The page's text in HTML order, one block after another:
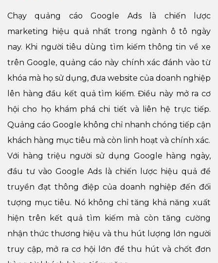
Chạy quảng cáo Google Ads là chiến lược
marketing hiệu quả nhất trong ngành ô tô ngày
nay. Khi người tiêu dùng tìm kiếm thông tin về xe
trên Google, quảng cáo này chính xác đánh vào từ
khóa mà họ sử dụng, đưa website của doanh nghiệp
lên hàng đầu kết quả tìm kiếm. Điều này mở ra cơ
hội cho họ khám phá chi tiết và liên hệ trực tiếp.
Quảng cáo Google không chỉ nhanh chóng tiếp cận
khách hàng mục tiêu mà còn linh hoạt và chính xác.
Với hàng triệu người sử dụng Google hàng ngày,
đầu tư vào Google Ads là chiến lược hiệu quả để
truyền đạt thông điệp của doanh nghiệp đến đối
tượng mục tiêu. Nó không chỉ tăng khả năng xuất
hiện trên kết quả tìm kiếm mà còn tăng cường
nhận thức thương hiệu và thu hút lượng lớn người
truy cập, mở ra cơ hội lớn để thu hút và chốt đơn